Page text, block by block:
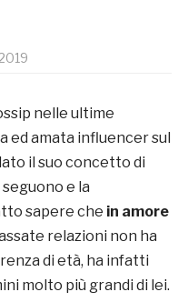
nelle ultime
ed amata influencer sul
il suo concetto di
e la
sapere che in amore
relazioni non ha
di età, ha infatti
molto più grandi di lei.